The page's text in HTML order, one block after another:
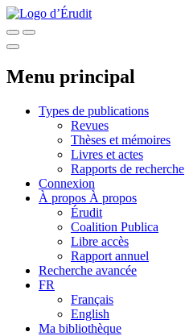
Menu principal
Types de publications
Revues
Thèses et mémoires
Livres et actes
Rapports de recherche
Connexion
À propos À propos
Érudit
Coalition Publica
Libre accès
Rapport annuel
Recherche avancée
FR
Français
English
Ma bibliothèque